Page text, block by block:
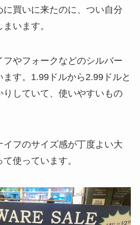
に買いに来たのに、つい自分
います。
フやフォークなどのシルバー
す。1.99ドルから2.99ドルと
りしていて、使いやすいもの
フのサイズ感が丁度よい大
使っています。